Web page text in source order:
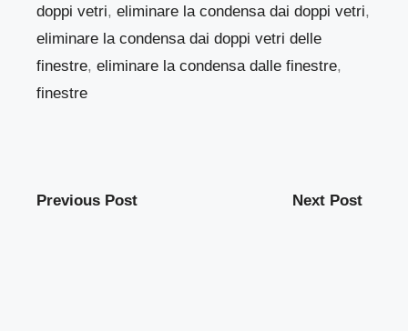
doppi vetri, eliminare la condensa dai doppi vetri,
eliminare la condensa dai doppi vetri delle
finestre, eliminare la condensa dalle finestre,
finestre
Previous Post Next Post